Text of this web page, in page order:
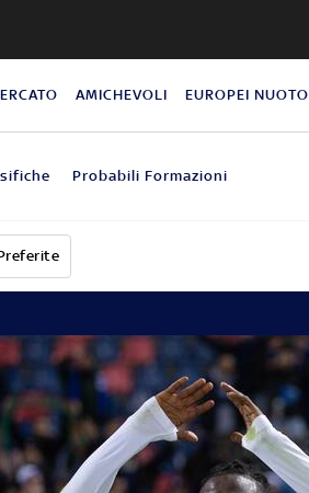
AMICHEVOLI EUROPEI NUOTO
Probabili Formazioni